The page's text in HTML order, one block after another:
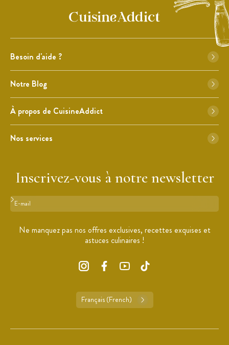
Besoin d'aide ?
Notre Blog
À propos de CuisineAddict
Nos services
Inscrivez-vous à notre newsletter
Format : adresse@email.com
Ne manquez pas nos offres exclusives, recettes exquises et
astuces culinaires !
Français (French)